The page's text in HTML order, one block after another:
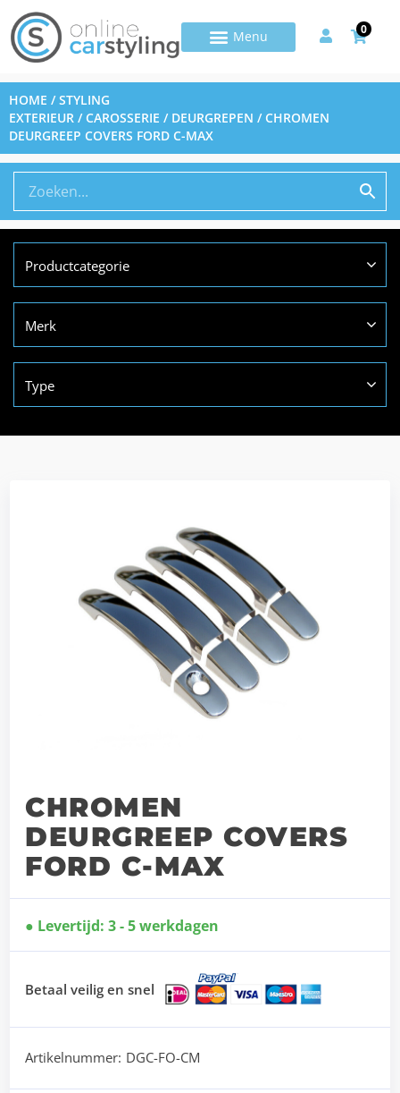
0
HOME /STYLING
EXTERIEUR /CAROSSERIE / DEURGREPEN / CHROMEN
DEURGREEP COVERS FORD C-MAX
Productcategorie
Merk
Type
CHROMEN
DEURGREEP COVERS
FORD C-MAX
Levertijd: 3 - 5 werkdagen
Betaal veilig en snel
Artikelnummer: DGC-FO-CM